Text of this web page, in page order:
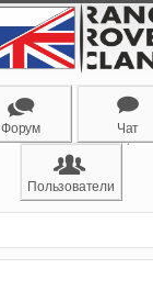
Форум Чат
Пользователи